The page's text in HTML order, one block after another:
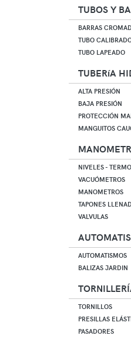
TUBOS Y
BARRAS
TUBO
TUBO LAPEADO
TUBERíA
ALTA PRESIÓN
BAJA PRESIÓN
PROTECCIÓN
MANGUITOS
NIVELES -
VACUÓMETROS
MANOMETROS
TAPONES
VALVULAS
AUTOMATISMOS
BALIZAS JARDIN
TORNILLOS
PRESILLAS
PASADORES